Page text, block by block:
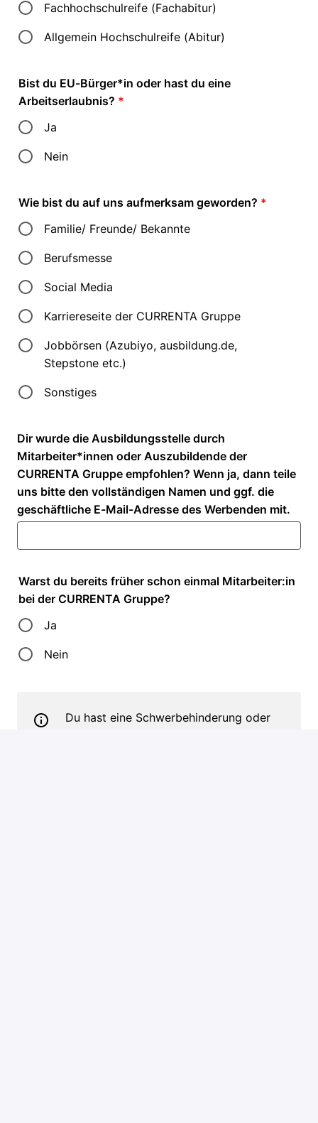
Fachhochschulreife (Fachabitur)
Allgemein Hochschulreife (Abitur)
Bist du EU-Bürger*in oder hast du eine
Arbeitserlaubnis? *
Ja
Nein
Wie bist du auf uns aufmerksam geworden? *
Familie/ Freunde/ Bekannte
Berufsmesse
Social Media
Karriereseite der CURRENTA Gruppe
Jobbörsen (Azubiyo, ausbildung.de,
Stepstone etc.)
Sonstiges
Dir wurde die Ausbildungsstelle durch
Mitarbeiter*innen oder Auszubildende der
CURRENTA Gruppe empfohlen? Wenn ja, dann teile
uns bitte den vollständigen Namen und ggf. die
geschäftliche E-Mail-Adresse des Werbenden mit.
Warst du bereits früher schon einmal Mitarbeiter:in
bei der CURRENTA Gruppe?
Ja
Nein
Du hast eine Schwerbehinderung oder